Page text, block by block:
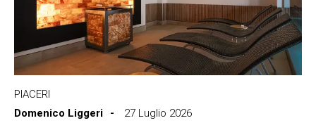
PIACERI
Domenico Liggeri
27 Luglio 2026